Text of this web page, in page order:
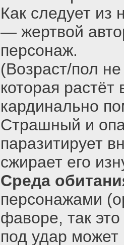
Как следует из
— жертвой
персонаж.
(Возраст/пол
которая
кардинально
Страшный и
паразитирует
сжирает его
Среда
персонажами
фаворе, так
под удар